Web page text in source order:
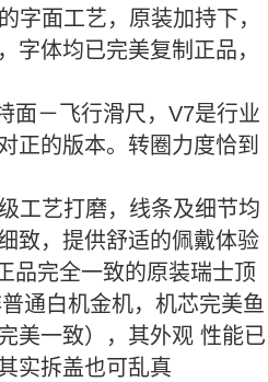
字面工艺，原装加持下，
字体均已完美复制正品，
面－飞行滑尺，V7是行业
正的版本。转圈力度恰到
工艺打磨，线条及细节均
致，提供舒适的佩戴体验
品完全一致的原装瑞士顶
通白机金机，机芯完美鱼
美一致），其外观 性能已
实拆盖也可乱真